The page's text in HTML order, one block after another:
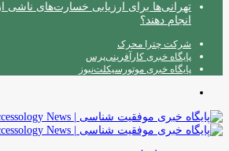
تهرانی‌ها برای ارزیابی خسارت‌های ناشی
انجام دهند؟
شرکت چترا محرک
پایگاه خبری کارآفرینی‌پرس
پایگاه خبری موتورسیکلت‌نیوز